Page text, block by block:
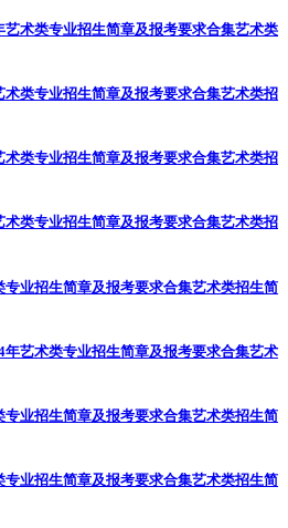
艺术类专业招生简章及报考要求合集艺术类
术类专业招生简章及报考要求合集艺术类招
术类专业招生简章及报考要求合集艺术类招
术类专业招生简章及报考要求合集艺术类招
专业招生简章及报考要求合集艺术类招生简
年艺术类专业招生简章及报考要求合集艺术
专业招生简章及报考要求合集艺术类招生简
专业招生简章及报考要求合集艺术类招生简